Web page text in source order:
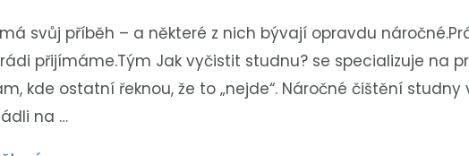
svůj příběh – a některé z nich bývají opravdu
přijímáme.Tým Jak vyčistit studnu? se specializuje na
kde ostatní řeknou, že to „nejde“. Náročné čištění
na …